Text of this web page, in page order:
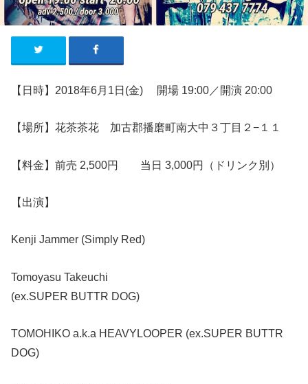
【日時】2018年6月1日(金) 開場 19:00／開演 20:00
【場所】花茶茶花 加古郡播磨町南大中３丁目２−１１
【料金】前売 2,500円 当日 3,000円（ドリンク別）
【出演】
Kenji Jammer (Simply Red)
Tomoyasu Takeuchi
(ex.SUPER BUTTR DOG)
TOMOHIKO a.k.a HEAVYLOOPER (ex.SUPER BUTTR
DOG)